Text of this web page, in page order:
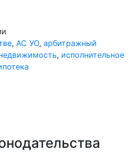
, АС УО, арбитражный
, исполнительное